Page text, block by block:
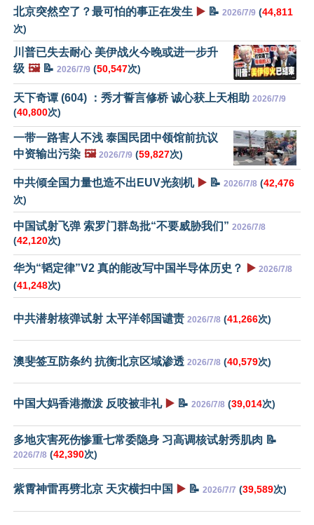
北京突然空了？最可怕的事正在发生 ▶️ 📝 2026/7/9 (44,811
次)
川普已失去耐心 美伊战火今晚或进一步升
级 🖼️📝 2026/7/9 (50,547次)
天下奇谭 (604) ：秀才誓言修桥 诚心获上天相助 2026/7/9
(40,800次)
一带一路害人不浅 泰国民团中领馆前抗议
中资输出污染 🖼️ 2026/7/9 (59,827次)
中共倾全国力量也造不出EUV光刻机 ▶️ 📝 2026/7/8 (42,476
次)
中国试射飞弹 索罗门群岛批“不要威胁我们” 2026/7/8
(42,120次)
华为“韬定律”V2 真的能改写中国半导体历史？ ▶️ 2026/7/8
(41,248次)
中共潜射核弹试射 太平洋邻国谴责 2026/7/8 (41,266次)
澳斐签互防条约 抗衡北京区域渗透 2026/7/8 (40,579次)
中国大妈香港撒泼 反咬被非礼 ▶️ 📝 2026/7/8 (39,014次)
多地灾害死伤惨重七常委隐身 习高调核试射秀肌肉 📝
2026/7/8 (42,390次)
紫霄神雷再劈北京 天灾横扫中国 ▶️ 📝 2026/7/7 (39,589次)